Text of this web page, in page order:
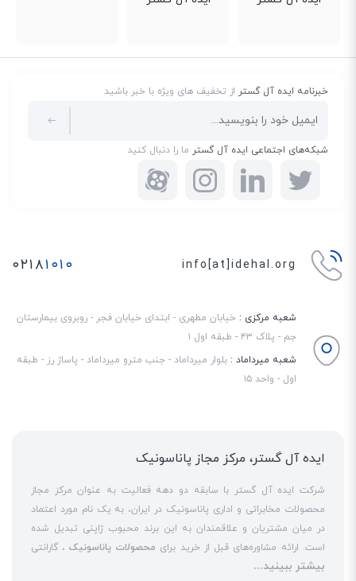
فناوری ECO DECT
کمپانی گیگاست با پشتیبانی از فناوری ECO DECT گام مهمی در راستای حفظ
مصرف‌کنندگان نیز کمک می‌کند. در تلفن‌های مجهز به این فناوری، هر چقدر فاصله
بین گوشی بیسیم و دستگاه بیس کمتر باشد، میزان اشعه کمتری منتشر شده
خبرنامه ایده آل گستراز تخفیف های ویژه با خبر باشید
شبکه‌های اجتماعی ایده آل گسترما را دنبال کنید
info[at]idehal.org ۰۲۱۸۱۰۱۰
شعبه مرکزی : خیابان مطهری - ابتدای خیابان فجر - روبروی بیمارستان
جم - پلاک ۴۳ - طبقه اول ۱
شعبه میرداماد : بلوار میرداماد - جنب مترو میرداماد - پاساژ رز - طبقه
اول - واحد ۱۵
ایده آل گستر، مرکز مجاز پاناسونیک
شرکت ایده آل گستر با سابقه دو دهه فعالیت به عنوان مرکز مجاز
محصولات مخابراتی و اداری پاناسونیک در ایران، به یک نام مورد اعتماد
در میان مشتریان و علاقمندان به این برند محبوب ژاپنی تبدیل شده
است. ارائه مشاوره‌های قبل از خرید برایمحصولات پاناسونیک، گارانتی
18 ماهه معتبر و شرکتی برای کلیه محصولات عرضه شده و تعهد کامل
بیشتر ببینید...